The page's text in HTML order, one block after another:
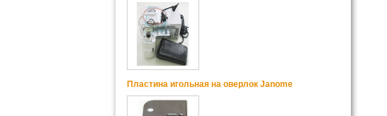
Пластина игольная на оверлок Janome